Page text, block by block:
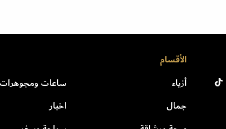
الأقسام
أزياء
جمال
ساعات ومجوهرات
اخبار